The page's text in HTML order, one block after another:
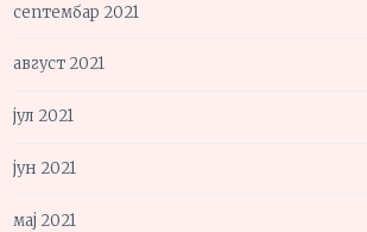
септембар 2021
август 2021
јул 2021
јун 2021
мај 2021